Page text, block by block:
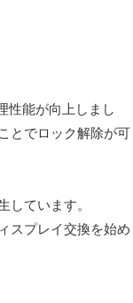
能が向上しまし
とでロック解除が可
ています。
スプレイ交換を始め